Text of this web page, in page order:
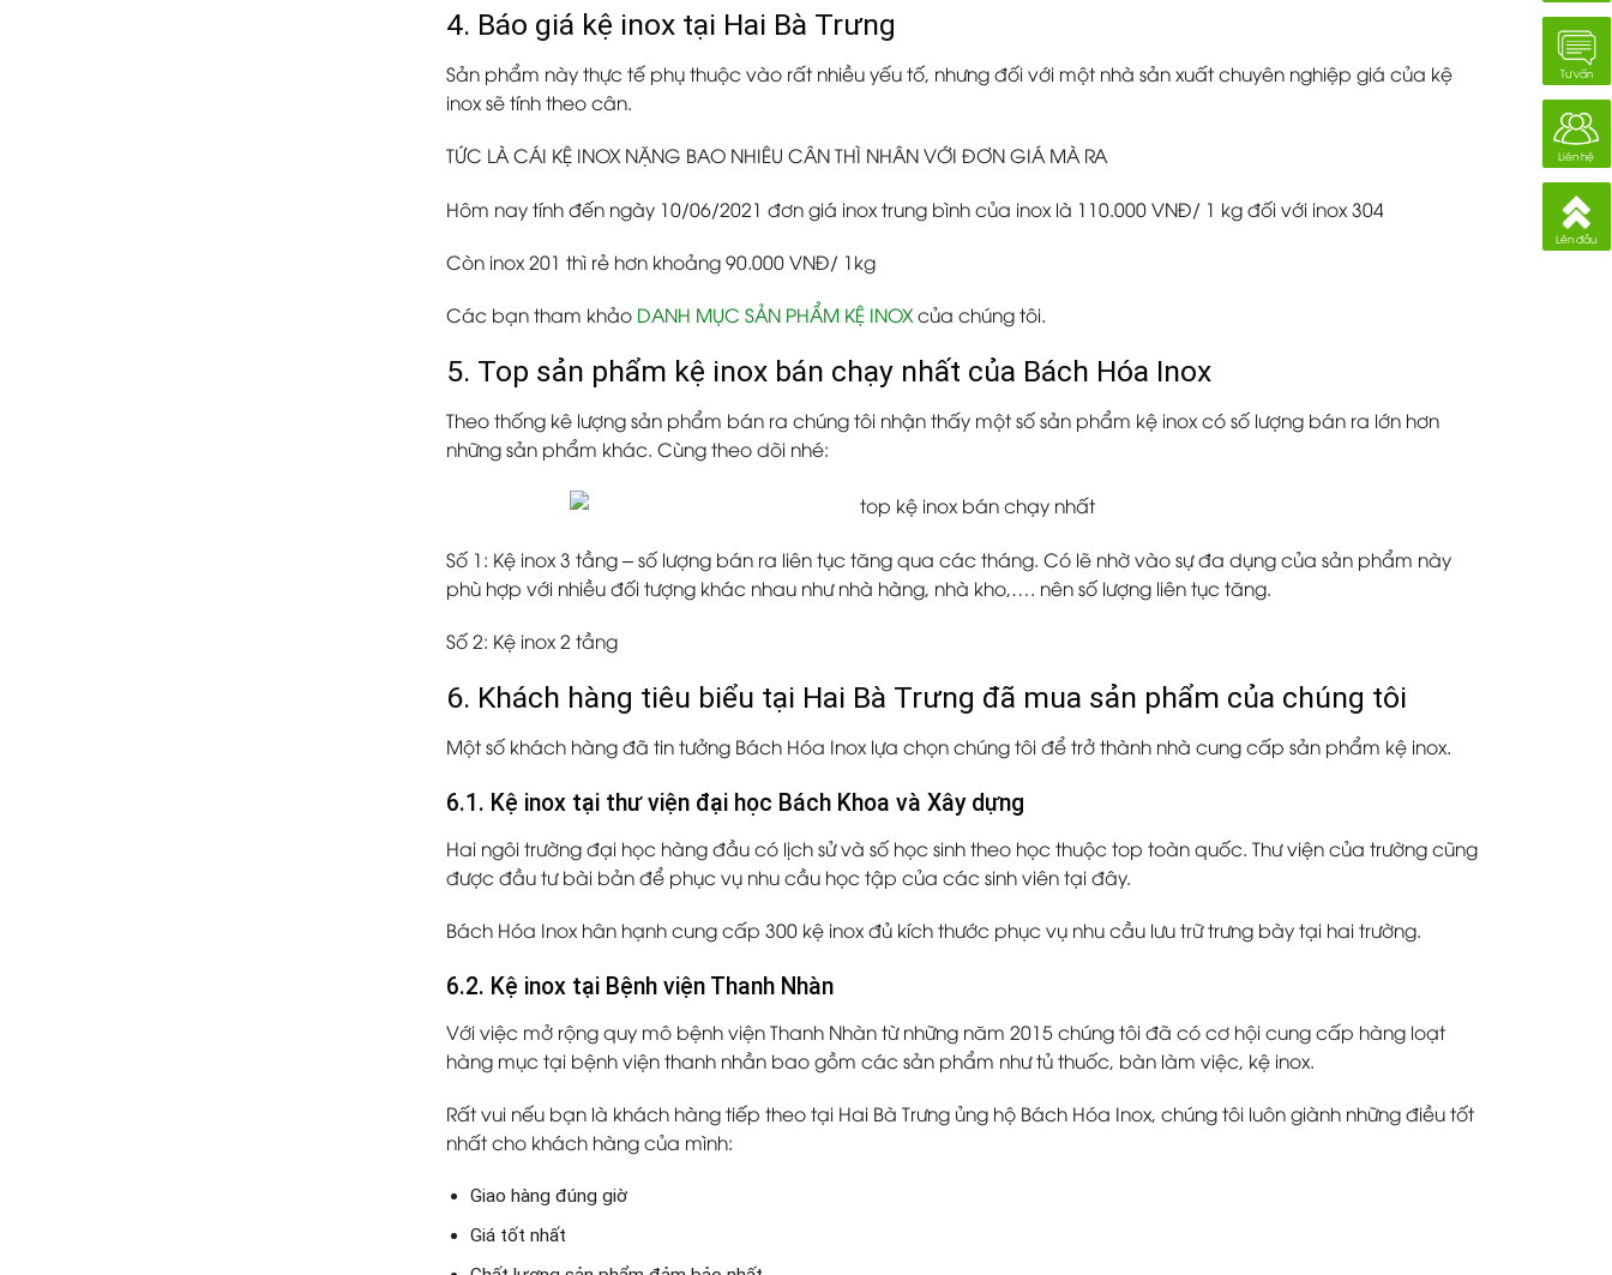
4. Báo giá kệ inox tại Hai Bà Trưng
Sản phẩm này thực tế phụ thuộc vào rất nhiều yếu tố, nhưng đối với một nhà sản xuất chuyên nghiệp giá của kệ
inox sẽ tính theo cân.
TỨC LÀ CÁI KỆ INOX NẶNG BAO NHIÊU CÂN THÌ NHÂN VỚI ĐƠN GIÁ MÀ RA
Hôm nay tính đến ngày 10/06/2021 đơn giá inox trung bình của inox là 110.000 VNĐ/ 1 kgđối với inox 304
Còn inox 201 thì rẻ hơn khoảng90.000 VNĐ/ 1kg
Các bạn tham khảo DANH MỤC SẢN PHẨM KỆ INOXcủa chúng tôi.
5. Top sản phẩm kệ inox bán chạy nhất của Bách Hóa Inox
Theo thống kê lượng sản phẩm bán ra chúng tôi nhận thấy một số sản phẩm kệ inox có số lượng bán ra lớn hơn
những sản phẩm khác. Cùng theo dõi nhé:
Số 1: Kệ inox 3 tầng – số lượng bán ra liên tục tăng qua các tháng. Có lẽ nhờ vào sự đa dụng của sản phẩm này
phù hợp với nhiều đối tượng khác nhau như nhà hàng, nhà kho,…. nên số lượng liên tục tăng.
Số 2: Kệ inox 2 tầng
6. Khách hàng tiêu biểu tại Hai Bà Trưng đã mua sản phẩm của chúng tôi
Một số khách hàng đã tin tưởng Bách Hóa Inox lựa chọn chúng tôi để trở thành nhà cung cấp sản phẩm kệ inox.
6.1. Kệ inox tại thư viện đại học Bách Khoa và Xây dựng
Hai ngôi trường đại học hàng đầu có lịch sử và số học sinh theo học thuộc top toàn quốc. Thư viện của trường cũng
được đầu tư bài bản để phục vụ nhu cầu học tập của các sinh viên tại đây.
Bách Hóa Inox hân hạnh cung cấp 300 kệ inox đủ kích thước phục vụ nhu cầu lưu trữ trưng bày tại hai trường.
6.2. Kệ inox tại Bệnh viện Thanh Nhàn
Với việc mở rộng quy mô bệnh viện Thanh Nhàn từ những năm 2015 chúng tôi đã có cơ hội cung cấp hàng loạt
hàng mục tại bệnh viện thanh nhần bao gồm các sản phẩm như tủ thuốc, bàn làm việc, kệ inox.
Rất vui nếu bạn là khách hàng tiếp theo tại Hai Bà Trưng ủng hộ Bách Hóa Inox, chúng tôi luôn giành những điều tốt
nhất cho khách hàng của mình:
Giao hàng đúng giờ
Giá tốt nhất
Tư vấn
Liên hệ
Lên đầu